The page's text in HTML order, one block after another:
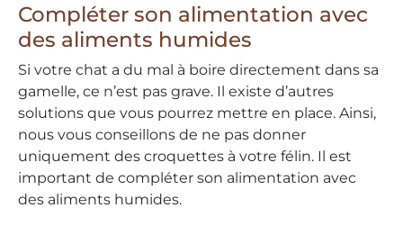
Compléter son alimentation avec
des aliments humides
Si votre chat a du mal à boire directement dans sa
gamelle, ce n’est pas grave. Il existe d’autres
solutions que vous pourrez mettre en place. Ainsi,
nous vous conseillons de ne pas donner
uniquement des croquettes à votre félin. Il est
important de compléter son alimentation avec
des aliments humides.